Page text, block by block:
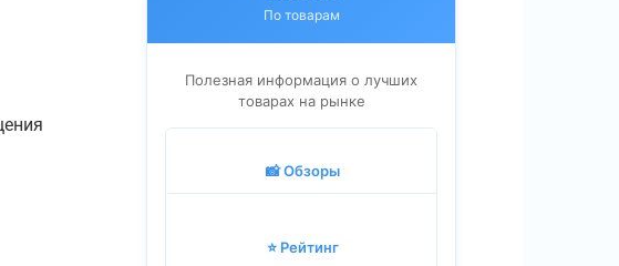
По товарам
Полезная информация о лучших
товарах на рынке
📸 Обзоры
⭐ Рейтинг